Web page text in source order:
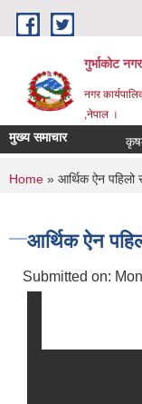
Skip to main content
गुर्भाकोट
नगर
,नेपाल ।
मुख्य समाचार
You are
Home » आर्थिक ऐन
आर्थिक ऐन
Submitted on: